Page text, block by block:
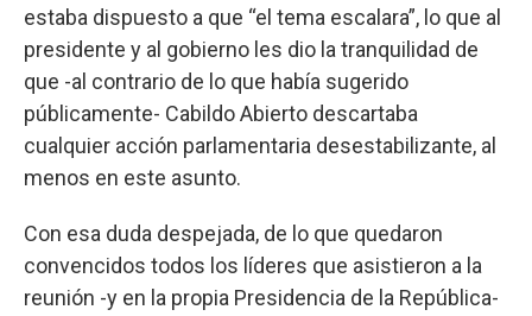
estaba dispuesto a que “el tema escalara”, lo que al
presidente y al gobierno les dio la tranquilidad de
que -al contrario de lo que había sugerido
públicamente- Cabildo Abierto descartaba
cualquier acción parlamentaria desestabilizante, al
menos en este asunto.
Con esa duda despejada, de lo que quedaron
convencidos todos los líderes que asistieron a la
reunión -y en la propia Presidencia de la República-